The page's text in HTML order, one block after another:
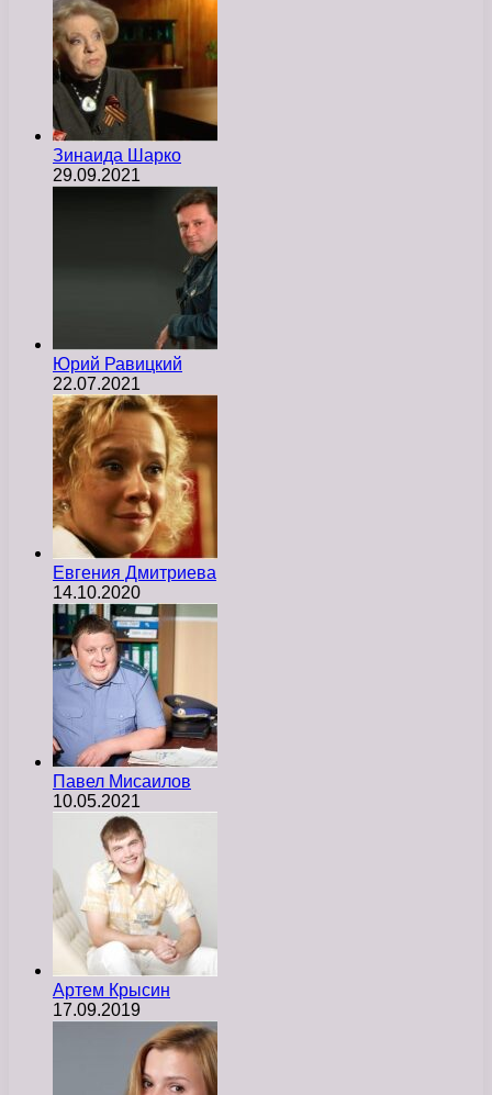
Зинаида Шарко
29.09.2021
Юрий Равицкий
22.07.2021
Евгения Дмитриева
14.10.2020
Павел Мисаилов
10.05.2021
Артем Крысин
17.09.2019